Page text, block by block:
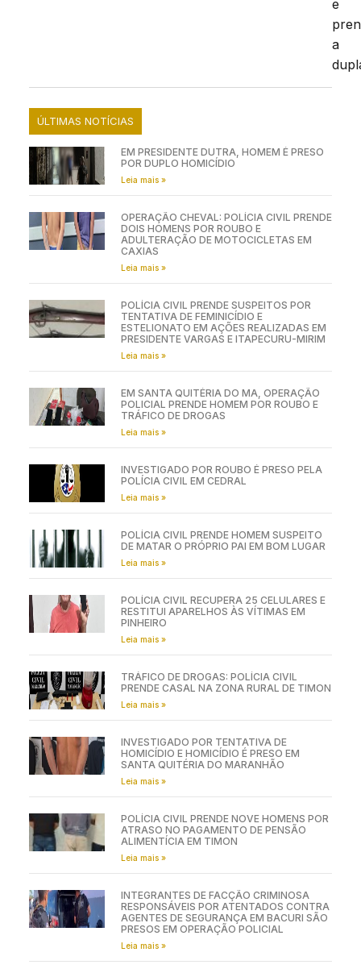
e
a
ÚLTIMAS NOTÍCIAS
EM PRESIDENTE DUTRA, HOMEM É PRESO
POR DUPLO HOMICÍDIO
Leia mais »
OPERAÇÃO CHEVAL: POLÍCIA CIVIL PRENDE
DOIS HOMENS POR ROUBO E
ADULTERAÇÃO DE MOTOCICLETAS EM
CAXIAS
Leia mais »
POLÍCIA CIVIL PRENDE SUSPEITOS POR
TENTATIVA DE FEMINICÍDIO E
ESTELIONATO EM AÇÕES REALIZADAS EM
PRESIDENTE VARGAS E ITAPECURU-MIRIM
Leia mais »
EM SANTA QUITÉRIA DO MA, OPERAÇÃO
POLICIAL PRENDE HOMEM POR ROUBO E
TRÁFICO DE DROGAS
Leia mais »
INVESTIGADO POR ROUBO É PRESO PELA
POLÍCIA CIVIL EM CEDRAL
Leia mais »
POLÍCIA CIVIL PRENDE HOMEM SUSPEITO
DE MATAR O PRÓPRIO PAI EM BOM LUGAR
Leia mais »
POLÍCIA CIVIL RECUPERA 25 CELULARES E
RESTITUI APARELHOS ÀS VÍTIMAS EM
PINHEIRO
Leia mais »
TRÁFICO DE DROGAS: POLÍCIA CIVIL
PRENDE CASAL NA ZONA RURAL DE TIMON
Leia mais »
INVESTIGADO POR TENTATIVA DE
HOMICÍDIO E HOMICÍDIO É PRESO EM
SANTA QUITÉRIA DO MARANHÃO
Leia mais »
POLÍCIA CIVIL PRENDE NOVE HOMENS POR
ATRASO NO PAGAMENTO DE PENSÃO
ALIMENTÍCIA EM TIMON
Leia mais »
INTEGRANTES DE FACÇÃO CRIMINOSA
RESPONSÁVEIS POR ATENTADOS CONTRA
AGENTES DE SEGURANÇA EM BACURI SÃO
PRESOS EM OPERAÇÃO POLICIAL
Leia mais »